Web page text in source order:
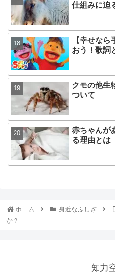
仕組みに迫
【幸せな
おう！歌詞
クモの他生
ついて
赤ちゃんが
る理由とは
ホーム 身近なふしぎ
か？
知力